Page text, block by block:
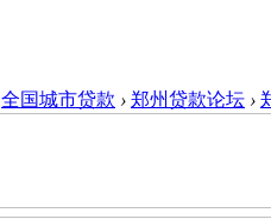
全国城市贷款 › 郑州贷款论坛 ›